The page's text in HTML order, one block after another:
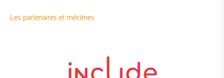
Les partenaires et mécènes